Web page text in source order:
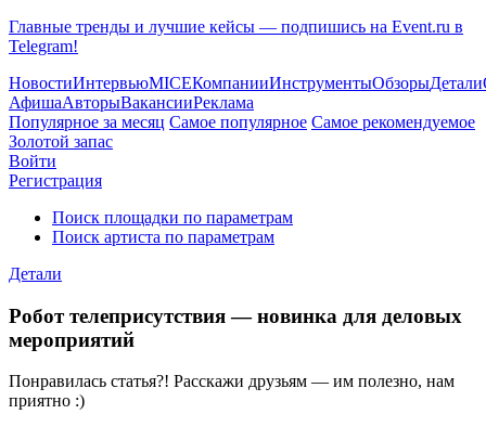
Главные тренды и лучшие кейсы — подпишись на Event.ru в
Telegram!
НовостиИнтервьюMICEКомпанииИнструментыОбзорыДетали
АфишаАвторыВакансииРеклама
Популярное за месяц Самое популярное Самое рекомендуемое
Золотой запас
Войти
Регистрация
Поиск площадки по параметрам
Поиск артиста по параметрам
Детали
Робот телеприсутствия — новинка для деловых
мероприятий
Понравилась статья?! Расскажи друзьям — им полезно, нам
приятно :)